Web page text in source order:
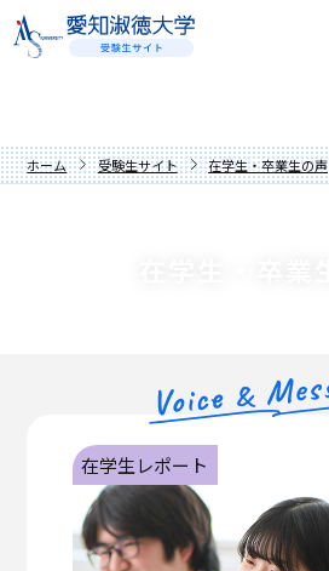
入試情報・学費
先輩からの応援メッセージ
心理学部
創造表現学部
建築学部
数字でわかる愛知淑徳大学
学長メッセージ
教育方針
星が丘キャンパス
愛知淑徳大学生の1年
センパイのリアルライフ
就職サポート
キャリア教育・インターンシップ
キャリア支援・資格対策
在学生・卒業生の声
保護者の方へ
高校教諭の方へ
ホーム 受験生サイト 在学生・卒業生の声
在学生レポート